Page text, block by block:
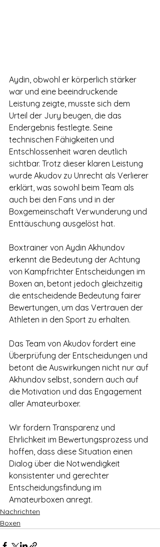
Aydin, obwohl er körperlich stärker
war und eine beeindruckende
Leistung zeigte, musste sich dem
Urteil der Jury beugen, die das
Endergebnis festlegte. Seine
technischen Fähigkeiten und
Entschlossenheit waren deutlich
sichtbar. Trotz dieser klaren Leistung
wurde Akudov zu Unrecht als Verlierer
erklärt, was sowohl beim Team als
auch bei den Fans und in der
Boxgemeinschaft Verwunderung und
Enttäuschung ausgelöst hat.
Boxtrainer von Aydin Akhundov
erkennt die Bedeutung der Achtung
von Kampfrichter Entscheidungen im
Boxen an, betont jedoch gleichzeitig
die entscheidende Bedeutung fairer
Bewertungen, um das Vertrauen der
Athleten in den Sport zu erhalten.
Das Team von Akudov fordert eine
Überprüfung der Entscheidungen und
betont die Auswirkungen nicht nur auf
Akhundov selbst, sondern auch auf
die Motivation und das Engagement
aller Amateurboxer.
Wir fordern Transparenz und
Ehrlichkeit im Bewertungsprozess und
hoffen, dass diese Situation einen
Dialog über die Notwendigkeit
konsistenter und gerechter
Entscheidungsfindung im
Amateurboxen anregt.
Nachrichten
Boxen